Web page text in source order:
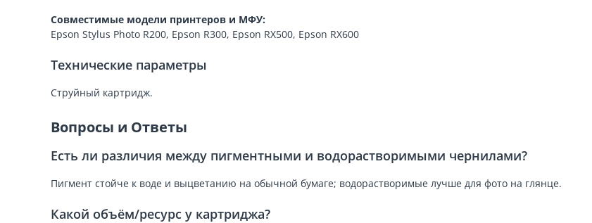
Совместимые модели принтеров и МФУ:
Epson Stylus Photo R200, Epson R300, Epson RX500, Epson RX600
Технические параметры
Струйный картридж.
Вопросы и Ответы
Есть ли различия между пигментными и водорастворимыми чернилами?
Пигмент стойче к воде и выцветанию на обычной бумаге; водорастворимые лучше для фото на глянце.
Какой объём/ресурс у картриджа?